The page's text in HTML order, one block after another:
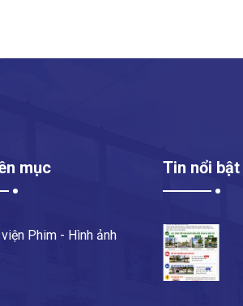
mục
Phim - Hình ảnh
Tin nổi bật